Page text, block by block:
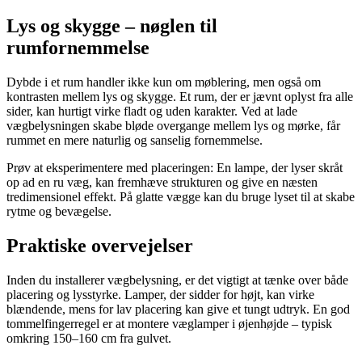
Lys og skygge – nøglen til
rumfornemmelse
Dybde i et rum handler ikke kun om møblering, men også om
kontrasten mellem lys og skygge. Et rum, der er jævnt oplyst fra alle
sider, kan hurtigt virke fladt og uden karakter. Ved at lade
vægbelysningen skabe bløde overgange mellem lys og mørke, får
rummet en mere naturlig og sanselig fornemmelse.
Prøv at eksperimentere med placeringen: En lampe, der lyser skråt
op ad en ru væg, kan fremhæve strukturen og give en næsten
tredimensionel effekt. På glatte vægge kan du bruge lyset til at skabe
rytme og bevægelse.
Praktiske overvejelser
Inden du installerer vægbelysning, er det vigtigt at tænke over både
placering og lysstyrke. Lamper, der sidder for højt, kan virke
blændende, mens for lav placering kan give et tungt udtryk. En god
tommelfingerregel er at montere væglamper i øjenhøjde – typisk
omkring 150–160 cm fra gulvet.